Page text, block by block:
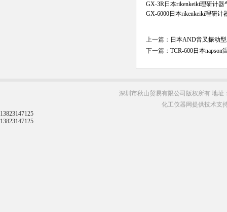
GX-3R日本rikenkeiki理研计器
GX-6000日本rikenkeiki理研计
上一篇： 日本AND音叉振动
下一篇： TCR-600日本
深圳市秋山贸易有限公司版权所有 地址
化工仪器网提供技术支
13823147125
13823147125